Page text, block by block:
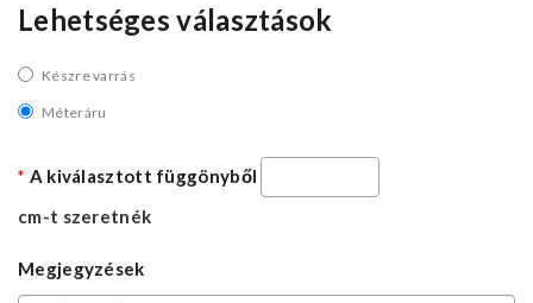
Lehetséges választások
Készre varrás
Méteráru
A kiválasztott függönyből
cm-t szeretnék
Megjegyzések